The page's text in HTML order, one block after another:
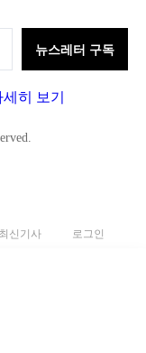
최신기사 로그인
뉴스레터 구독
세히 보기